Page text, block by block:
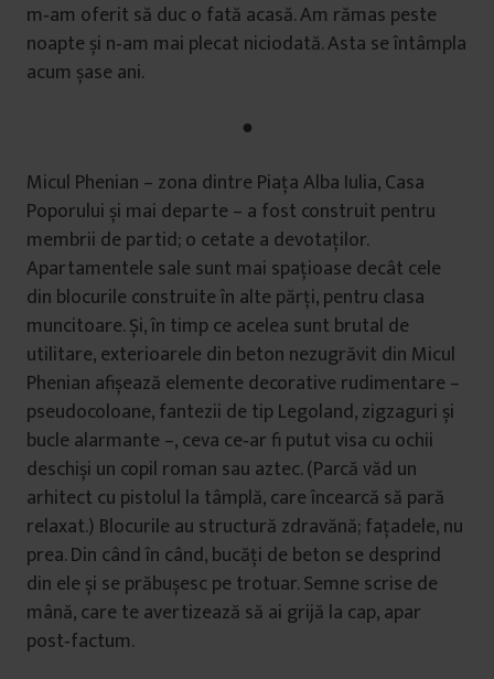
m‑am oferit să duc o fată acasă. Am rămas peste
noapte și n‑am mai plecat niciodată. Asta se întâmpla
acum șase ani.
●
Micul Phenian – zona dintre Piaţa Alba Iulia, Casa
Poporului și mai departe – a fost construit pentru
membrii de partid; o cetate a devotaţilor.
Apartamentele sale sunt mai spaţioase decât cele
din blocurile construite în alte părţi, pentru clasa
muncitoare. Și, în timp ce acelea sunt brutal de
utilitare, exterioarele din beton nezugrăvit din Micul
Phenian afișează elemente decorative rudimentare –
pseudocoloane, fantezii de tip Legoland, zigzaguri și
bucle alarmante –, ceva ce‑ar fi putut visa cu ochii
deschiși un copil roman sau aztec. (Parcă văd un
arhitect cu pistolul la tâmplă, care încearcă să pară
relaxat.) Blocurile au structură zdravănă; faţadele, nu
prea. Din când în când, bucăţi de beton se desprind
din ele și se prăbușesc pe trotuar. Semne scrise de
mână, care te avertizează să ai grijă la cap, apar
post‑factum.